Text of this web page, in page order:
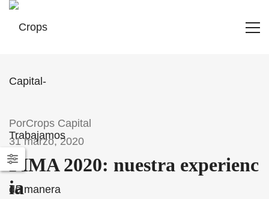
PorCrops Capital
31 marzo, 2020
FIMA 2020: nuestra experienc
ia